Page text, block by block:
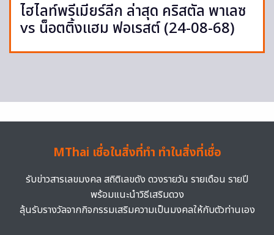
ไฮไลท์พรีเมียร์ลีก ล่าสุด คริสตัล พาเลซ
vs น็อตติ้งแฮม ฟอเรสต์ (24-08-68)
MThai เชื่อในสิ่งที่ทำ ทำในสิ่งที่เชื่อ
รับข่าวสารเลขมงคล สถิติเลขดัง ดวงรายวัน รายเดือน รายปี
พร้อมแนะนำวิธีเสริมดวง
ลุ้นรับรางวัลจากกิจกรรมเสริมความเป็นมงคลให้กับตัวท่านเอง